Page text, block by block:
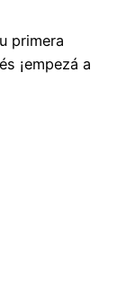
primera
¡empezá a